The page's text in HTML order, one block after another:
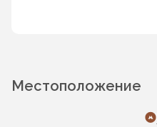
Местоположение